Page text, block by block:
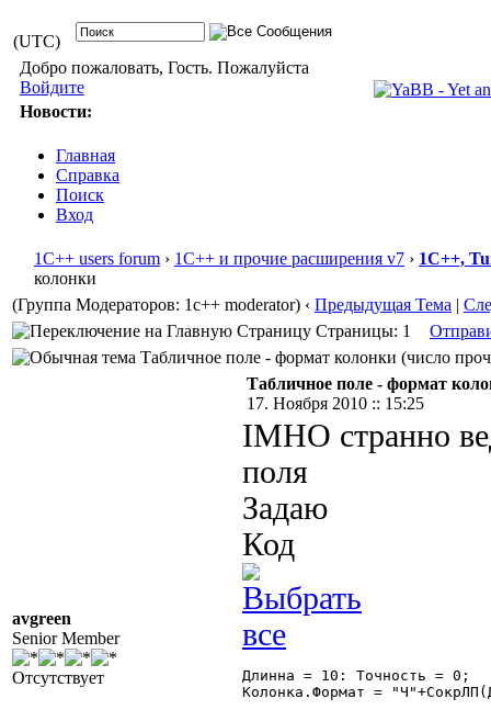
(UTC)
Добро пожаловать, Гость. Пожалуйста
Войдите
Новости:
Главная
Справка
Поиск
Вход
1С++ users forum › 1С++ и прочие расширения v7 › 1С++,
колонки
(Группа Модераторов: 1c++ moderator) ‹ Предыдущая Тема |
Страницы: 1
Табличное поле - формат колонки (число
avgreen
Senior Member
Отсутствует
Табличное поле - формат
17. Ноября 2010 :: 15:25
IMHO странно
поля
Задаю
Код
Длинна = 10: Точность = 0;
Колонка.Формат =